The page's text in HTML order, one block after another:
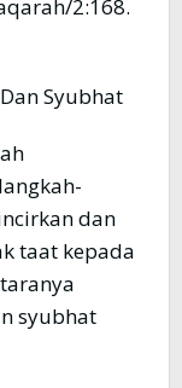
2:168.
Syubhat
dan
taat kepada
syubhat